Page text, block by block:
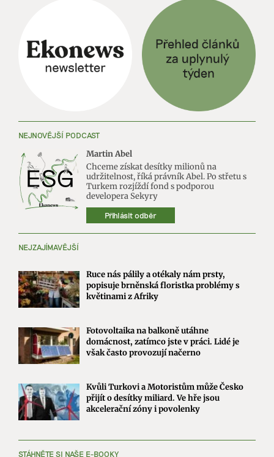
NEJNOVĚJŠÍ PODCAST
Martin Abel
Chceme získat desítky milionů na
udržitelnost, říká právník Abel. Po střetu s
Turkem rozjíždí fond s podporou
developera Sekyry
Přihlásit odběr
NEJZAJÍMAVĚJŠÍ
Ruce nás pálily a otékaly nám prsty,
popisuje brněnská floristka problémy s
květinami z Afriky
Fotovoltaika na balkoně utáhne
domácnost, zatímco jste v práci. Lidé je
však často provozují načerno
Kvůli Turkovi a Motoristům může Česko
přijít o desítky miliard. Ve hře jsou
akcelerační zóny i povolenky
STÁHNĚTE SI NAŠE E-BOOKY